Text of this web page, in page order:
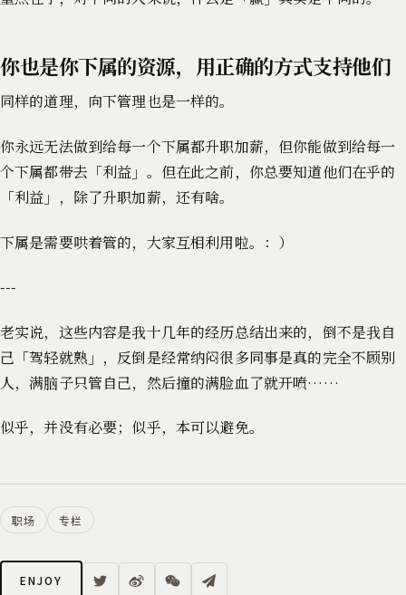
你也是你下属的资源，用正确的方式支持他们
同样的道理，向下管理也是一样的。
你永远无法做到给每一个下属都升职加薪，但你能做到给每一
个下属都带去「利益」。但在此之前，你总要知道他们在乎的
「利益」，除了升职加薪，还有啥。
下属是需要哄着管的，大家互相利用啦。：）
---
老实说，这些内容是我十几年的经历总结出来的，倒不是我自
己「驾轻就熟」，反倒是经常纳闷很多同事是真的完全不顾别
人，满脑子只管自己，然后撞的满脸血了就开喷……
似乎，并没有必要；似乎，本可以避免。
职场 专栏
ENJOY